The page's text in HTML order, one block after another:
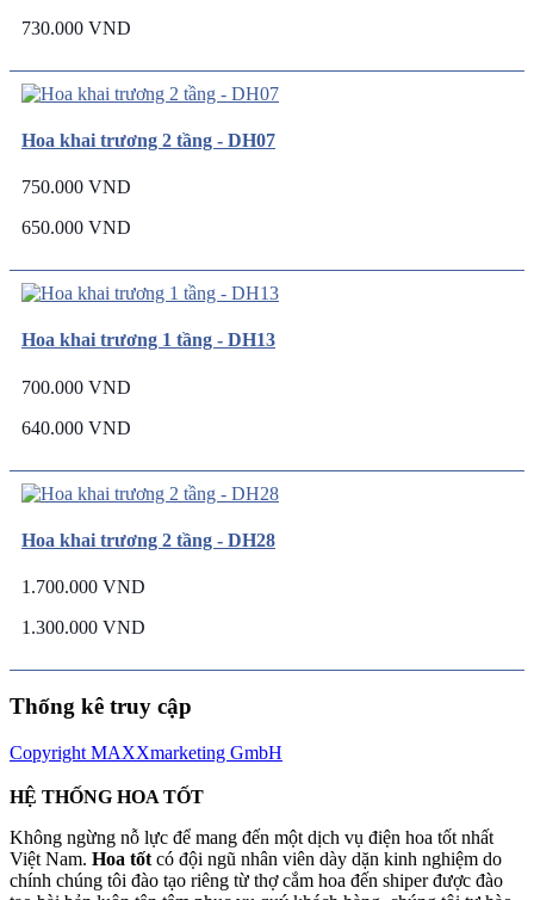
730.000 VND
Hoa khai trương 2 tầng - DH07
750.000 VND
650.000 VND
Hoa khai trương 1 tầng - DH13
700.000 VND
640.000 VND
Hoa khai trương 2 tầng - DH28
1.700.000 VND
1.300.000 VND
Thống kê truy cập
Copyright MAXXmarketing GmbH
HỆ THỐNG HOA TỐT
Không ngừng nỗ lực để mang đến một dịch vụ điện hoa tốt nhất
Việt Nam. Hoa tốt có đội ngũ nhân viên dày dặn kinh nghiệm do
chính chúng tôi đào tạo riêng từ thợ cắm hoa đến shiper được đào